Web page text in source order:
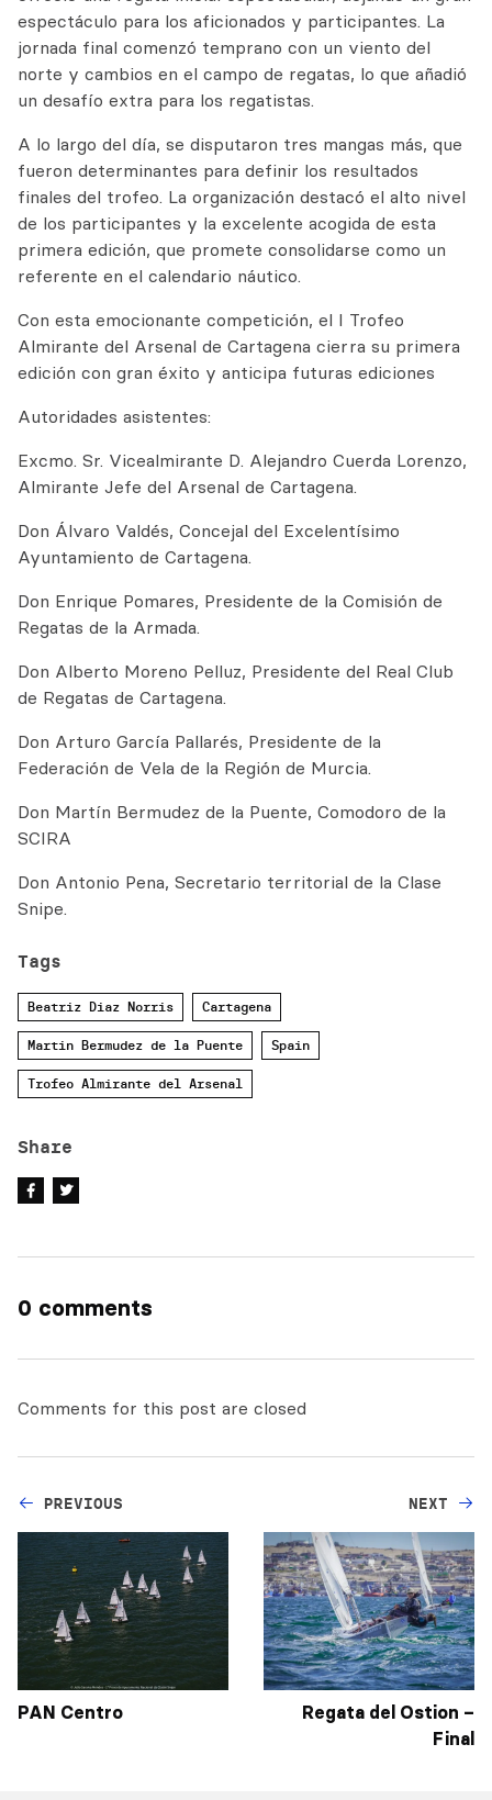
espectáculo para los aficionados y participantes. La
jornada final comenzó temprano con un viento del
norte y cambios en el campo de regatas, lo que añadió
un desafío extra para los regatistas.
A lo largo del día, se disputaron tres mangas más, que
fueron determinantes para definir los resultados
finales del trofeo. La organización destacó el alto nivel
de los participantes y la excelente acogida de esta
primera edición, que promete consolidarse como un
referente en el calendario náutico.
Con esta emocionante competición, el I Trofeo
Almirante del Arsenal de Cartagena cierra su primera
edición con gran éxito y anticipa futuras ediciones
Autoridades asistentes:
Excmo. Sr. Vicealmirante D. Alejandro Cuerda Lorenzo,
Almirante Jefe del Arsenal de Cartagena.
Don Álvaro Valdés, Concejal del Excelentísimo
Ayuntamiento de Cartagena.
Don Enrique Pomares, Presidente de la Comisión de
Regatas de la Armada.
Don Alberto Moreno Pelluz, Presidente del Real Club
de Regatas de Cartagena.
Don Arturo García Pallarés, Presidente de la
Federación de Vela de la Región de Murcia.
Don Martín Bermudez de la Puente, Comodoro de la
SCIRA
Don Antonio Pena, Secretario territorial de la Clase
Snipe.
Tags
Beatriz Diaz Norris Cartagena
Martin Bermudez de la Puente Spain
Trofeo Almirante del Arsenal
Share
0 comments
Comments for this post are closed
PREVIOUS
PAN Centro
NEXT
Regata del Ostion –
Final